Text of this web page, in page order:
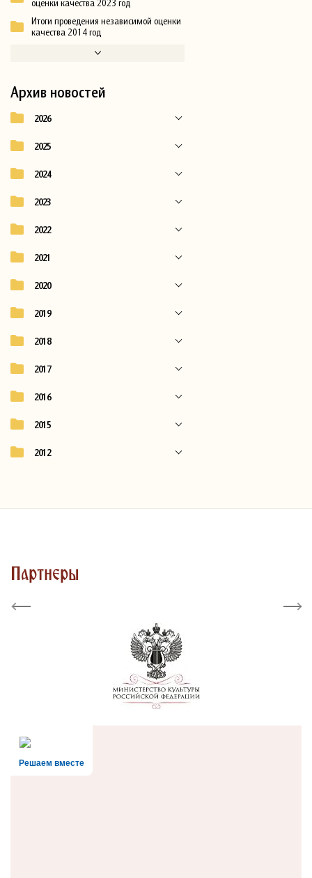
оценки качества 2023 год
Итоги проведения независимой оценки
качества 2014 год
Архив новостей
2026
2025
2024
2023
2022
2021
2020
2019
2018
2017
2016
2015
2012
Партнеры
Previous Next
Решаем вместе